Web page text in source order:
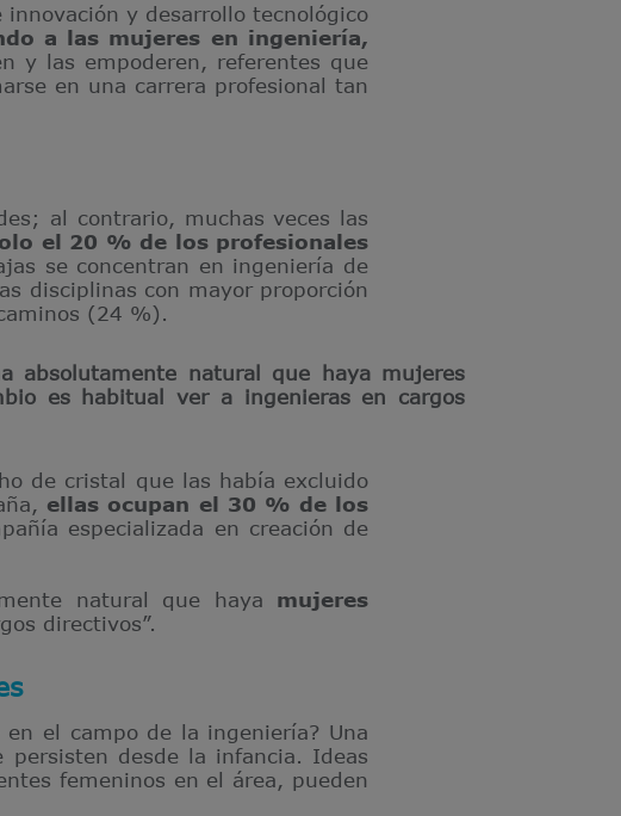
y desarrollo tecnológico
a las mujeres en ingeniería,
y las empoderen, referentes que
en una carrera profesional tan
al contrario, muchas veces las
el 20 % de los profesionales
se concentran en ingeniería de
disciplinas con mayor proporción
(24 %).
absolutamente natural que haya mujeres
es habitual ver a ingenieras en cargos
de cristal que las había excluido
ellas ocupan el 30 % de los
especializada en creación de
natural que haya mujeres
directivos”.
el campo de la ingeniería? Una
desde la infancia. Ideas
femeninos en el área, pueden